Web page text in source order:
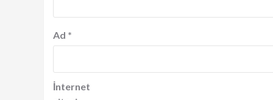
Ad *
İnternet